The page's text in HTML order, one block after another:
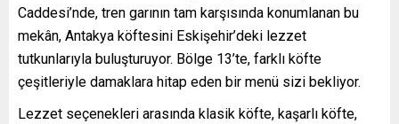
Caddesi’nde, tren garının tam karşısında konumlanan bu
mekân, Antakya köftesini Eskişehir’deki lezzet
tutkunlarıyla buluşturuyor. Bölge 13’te, farklı köfte
çeşitleriyle damaklara hitap eden bir menü sizi bekliyor.
Lezzet seçenekleri arasında klasik köfte, kaşarlı köfte,